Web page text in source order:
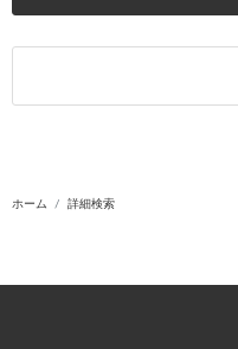
ホーム 詳細検索